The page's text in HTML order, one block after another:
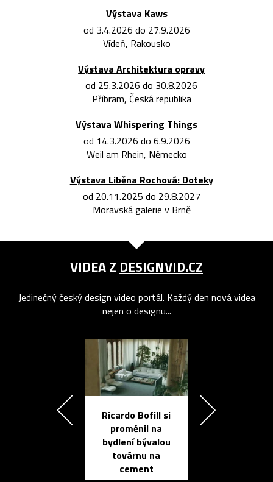
Výstava Kaws
od 3.4.2026 do 27.9.2026
Vídeň, Rakousko
Výstava Architektura opravy
od 25.3.2026 do 30.8.2026
Příbram, Česká republika
Výstava Whispering Things
od 14.3.2026 do 6.9.2026
Weil am Rhein, Německo
Výstava Liběna Rochová: Doteky
od 20.11.2025 do 29.8.2027
Moravská galerie v Brně
VIDEA Z DESIGNVID.CZ
Jedinečný český design video portál. Každý den nová videa
nejen o designu...
Ricardo Bofill si
proměnil na
bydlení bývalou
továrnu na
cement